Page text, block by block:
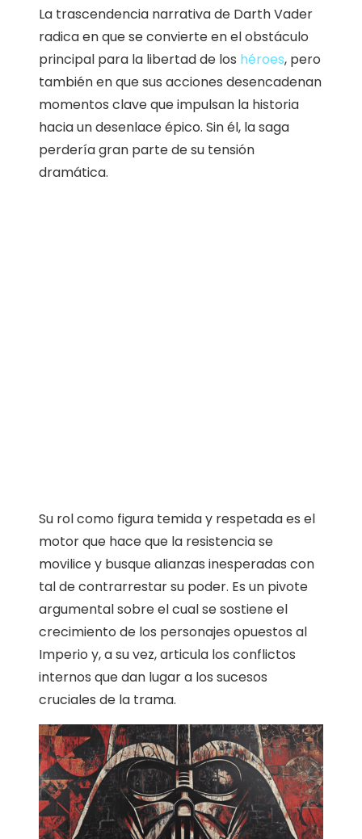
La trascendencia narrativa de Darth Vader
radica en que se convierte en el obstáculo
principal para la libertad de los héroes, pero
también en que sus acciones desencadenan
momentos clave que impulsan la historia
hacia un desenlace épico. Sin él, la saga
perdería gran parte de su tensión
dramática.
Su rol como figura temida y respetada es el
motor que hace que la resistencia se
movilice y busque alianzas inesperadas con
tal de contrarrestar su poder. Es un pivote
argumental sobre el cual se sostiene el
crecimiento de los personajes opuestos al
Imperio y, a su vez, articula los conflictos
internos que dan lugar a los sucesos
cruciales de la trama.